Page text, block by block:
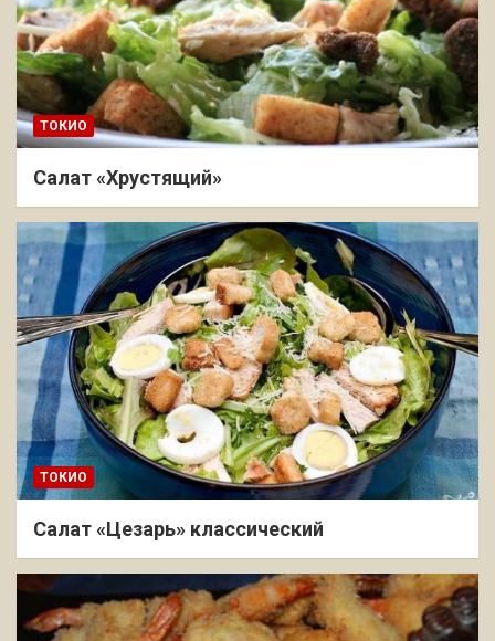
ТОКИО
Салат «Хрустящий»
ТОКИО
Салат «Цезарь» классический